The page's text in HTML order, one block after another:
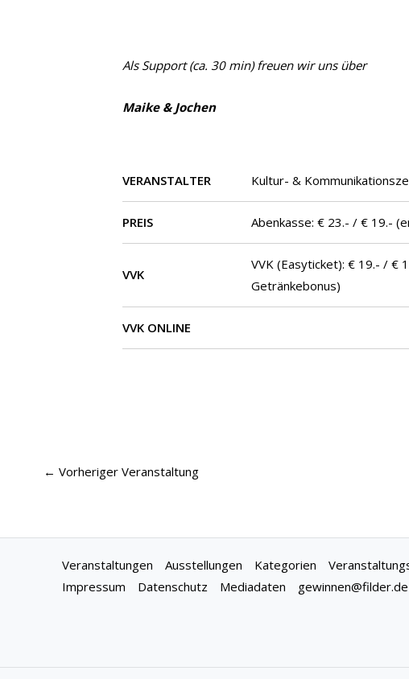
Als Support (ca. 30 min) freuen wir uns über
Maike & Jochen
VERANSTALTER Kultur- &
PREIS Abenkasse: € 23.- / € 19.-
VVK
VVK (Easyticket): € 19.- / €
Getränkebonus)
VVK ONLINE
← Vorheriger Veranstaltung
Veranstaltungen Ausstellungen Kategorien
Impressum
Datenschutz Mediadaten gewinnen@filder.de